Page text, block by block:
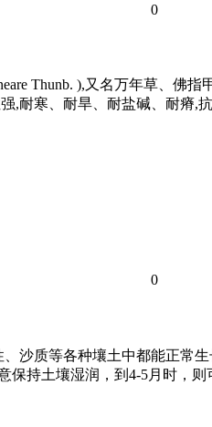
0
Thunb. ),又名万年草、佛
,耐寒、耐旱、耐盐碱、耐瘠,
0
沙质等各种壤土中都能正常
持土壤湿润，到4-5月时，